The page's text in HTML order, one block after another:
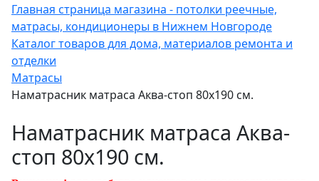
Главная страница магазина - потолки реечные,
матрасы, кондиционеры в Нижнем Новгороде
Каталог товаров для дома, материалов ремонта и
отделки
Матрасы
Наматрасник матраса Аква-стоп 80х190 см.
Наматрасник матраса Аква-
стоп 80х190 см.